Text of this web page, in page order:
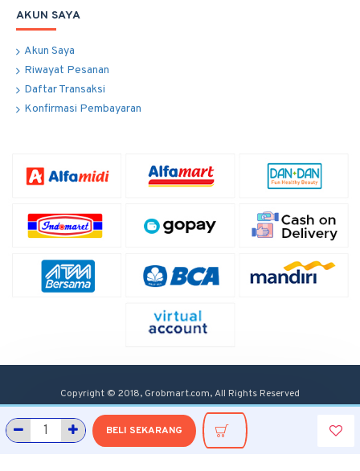
BELI SEKARANG
AKUN SAYA
Akun Saya
Riwayat Pesanan
Daftar Transaksi
Konfirmasi Pembayaran
Copyright © 2018, Grobmart.com, All Rights Reserved